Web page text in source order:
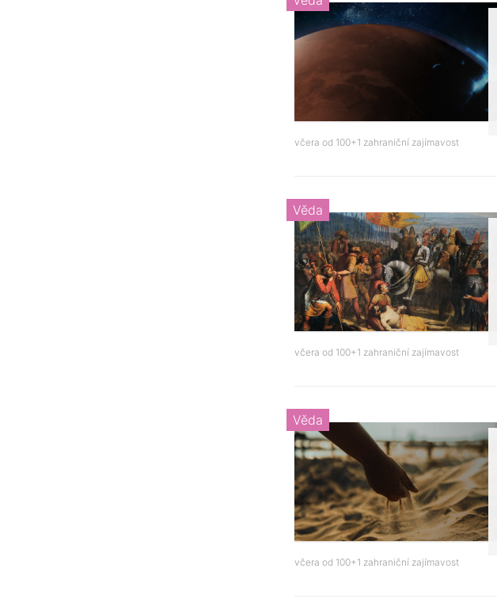
včera od 100+1 zahraniční zajímavost
Věda
včera od 100+1 zahraniční zajímavost
Věda
včera od 100+1 zahraniční zajímavost